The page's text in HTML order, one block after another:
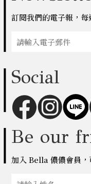
訂閱我們的電子報，
Social
Be our
加入 Bella 儂儂會員